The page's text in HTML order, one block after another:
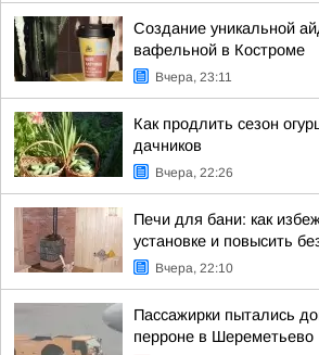
Создание уникальной
вафельной в Костроме
Вчера, 23:11
Как продлить сезон
дачников
Вчера, 22:26
Печи для бани: как
установке и повысить
Вчера, 22:10
Пассажирки пытались
перроне в Шереметьево